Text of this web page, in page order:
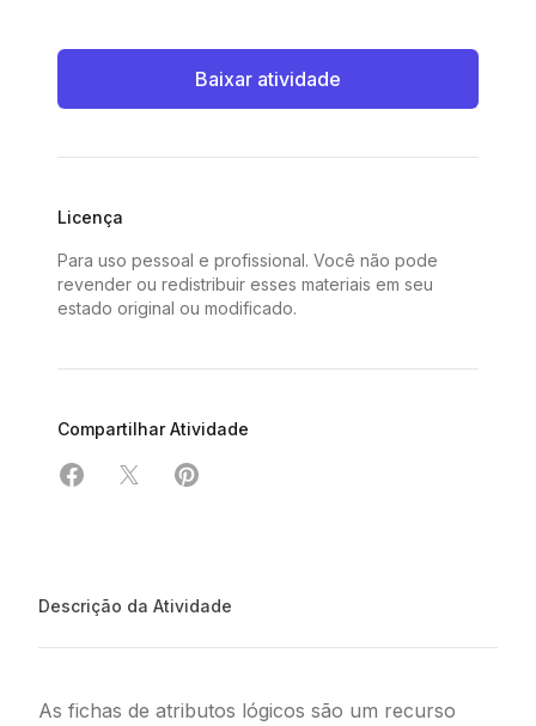
Baixar atividade
Licença
Para uso pessoal e profissional. Você não pode
revender ou redistribuir esses materiais em seu
estado original ou modificado.
Compartilhar Atividade
Compartilhar em Facebook
Compartilhar em X
Compartilhar em Pinterest
Descrição da Atividade
As fichas de atributos lógicos são um recurso